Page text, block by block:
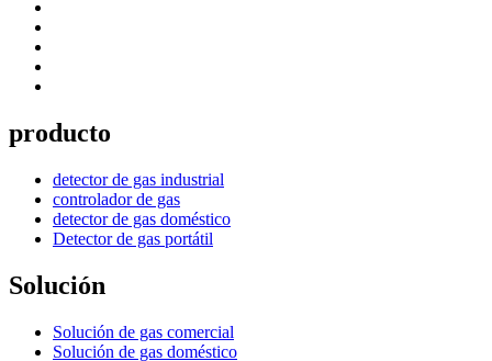
producto
detector de gas industrial
controlador de gas
detector de gas doméstico
Detector de gas portátil
Solución
Solución de gas comercial
Solución de gas doméstico